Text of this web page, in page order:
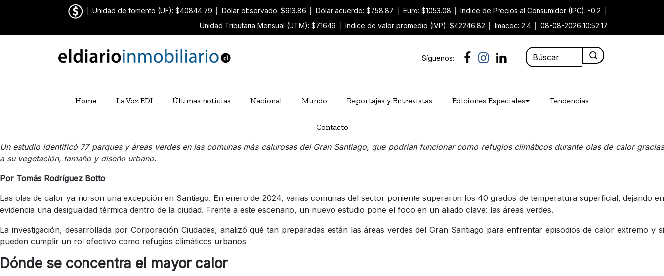
Unidad de fomento (UF): $40844.79 Dólar observado: $913.86 Dólar acuerdo: $758.87 Euro: $1053.08 Indice de Precios al Consumidor (IPC): -0.2
Unidad Tributaria Mensual (UTM): $71649
Indice de valor promedio (IVP): $42246.82 Imacec: 2.4 08-08-2026 10:52:17
Síguenos:
Home La Voz EDI Últimas noticias Nacional Mundo Reportajes y Entrevistas Ediciones Especiales Tendencias
Contacto
Un estudio identificó 77 parques y áreas verdes en las comunas más calurosas del Gran Santiago, que podrían funcionar como refugios climáticos durante olas de calor gracias
a su vegetación, tamaño y diseño urbano.
Por Tomás Rodríguez Botto
Las olas de calor ya no son una excepción en Santiago. En enero de 2024, varias comunas del sector poniente superaron los 40 grados de temperatura superficial, dejando en
evidencia una desigualdad térmica dentro de la ciudad. Frente a este escenario, un nuevo estudio pone el foco en un aliado clave: las áreas verdes.
La investigación, desarrollada por Corporación Ciudades, analizó qué tan preparadas están las áreas verdes del Gran Santiago para enfrentar episodios de calor extremo y si
pueden cumplir un rol efectivo como refugios climáticos urbanos
Dónde se concentra el mayor calor